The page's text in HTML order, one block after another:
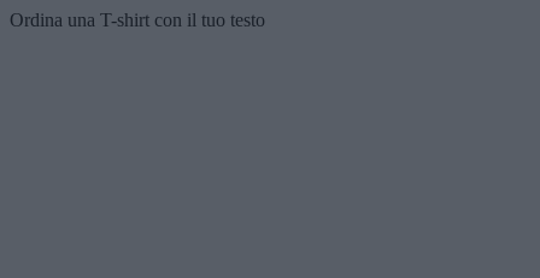
Ordina una T-shirt con il tuo testo